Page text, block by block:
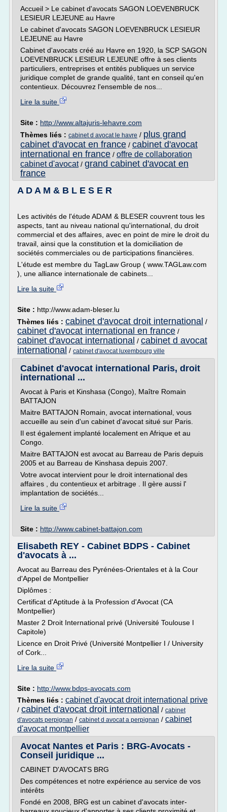
Accueil > Le cabinet d'avocats SAGON LOEVENBRUCK
LESIEUR LEJEUNE au Havre
Le cabinet d'avocats SAGON LOEVENBRUCK LESIEUR
LEJEUNE au Havre
Cabinet d'avocats créé au Havre en 1920, la SCP SAGON
LOEVENBRUCK LESIEUR LEJEUNE offre à ses clients
particuliers, entreprises et entités publiques un service
juridique complet de grande qualité, tant en conseil qu'en
contentieux. Découvrez l'ensemble de nos...
Lire la suite
Site : http://www.altajuris-lehavre.com
Thèmes liés : cabinet d avocat le havre / plus grand
cabinet d'avocat en france / cabinet d'avocat
international en france / offre de collaboration
cabinet d'avocat/ grand cabinet d'avocat en
france
A D A M & B L E S E R
Les activités de l'étude ADAM & BLESER couvrent tous les
aspects, tant au niveau national qu'international, du droit
commercial et des affaires, avec en point de mire le droit du
travail, ainsi que la constitution et la domiciliation de
sociétés commerciales ou de participations financières.
L'étude est membre du TagLaw Group ( www.TAGLaw.com
), une alliance internationale de cabinets...
Lire la suite
Site : http://www.adam-bleser.lu
Thèmes liés : cabinet d'avocat droit international /
cabinet d'avocat international en france /
cabinet d'avocat international / cabinet d avocat
international / cabinet d'avocat luxembourg ville
Cabinet d'avocat international Paris, droit
international ...
Avocat à Paris et Kinshasa (Congo), Maître Romain
BATTAJON
Maitre BATTAJON Romain, avocat international, vous
accueille au sein d'un cabinet d'avocat situé sur Paris.
Il est également implanté localement en Afrique et au
Congo.
Maitre BATTAJON est avocat au Barreau de Paris depuis
2005 et au Barreau de Kinshasa depuis 2007.
Votre avocat intervient pour le droit international des
affaires , du contentieux et arbitrage . Il gère aussi l'
implantation de sociétés...
Lire la suite
Site : http://www.cabinet-battajon.com
Elisabeth REY - Cabinet BDPS - Cabinet
d'avocats à ...
Avocat au Barreau des Pyrénées-Orientales et à la Cour
d'Appel de Montpellier
Diplômes :
Certificat d'Aptitude à la Profession d'Avocat (CA
Montpellier)
Master 2 Droit International privé (Université Toulouse I
Capitole)
Licence en Droit Privé (Université Montpellier I / University
of Cork...
Lire la suite
Site : http://www.bdps-avocats.com
Thèmes liés : cabinet d'avocat droit international prive
/ cabinet d'avocat droit international / cabinet
d'avocats perpignan / cabinet d avocat a perpignan / cabinet
d'avocat montpellier
Avocat Nantes et Paris : BRG-Avocats -
Conseil juridique ...
CABINET D'AVOCATS BRG
Des compétences et notre expérience au service de vos
intérêts
Fondé en 2008, BRG est un cabinet d'avocats inter-